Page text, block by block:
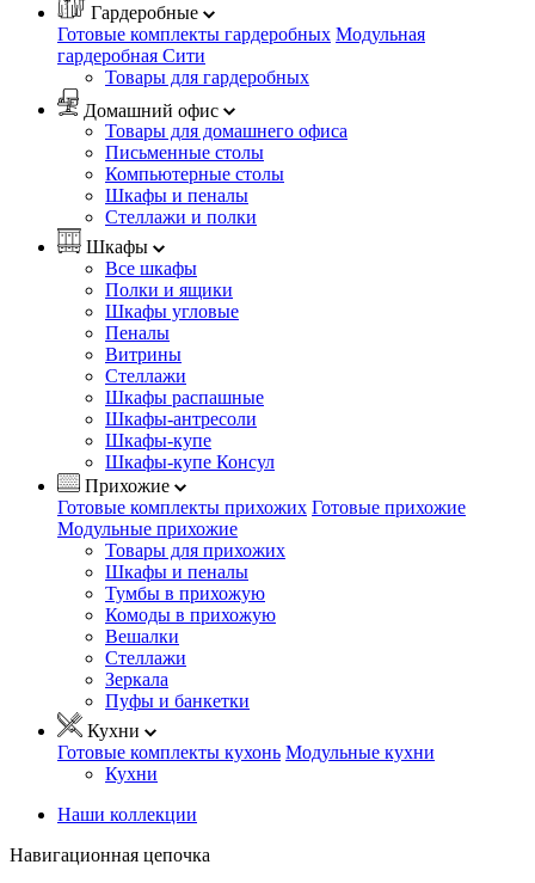
Гардеробные
Готовые комплекты гардеробных Модульная
гардеробная Сити
Товары для гардеробных
Домашний офис
Товары для домашнего офиса
Письменные столы
Компьютерные столы
Шкафы и пеналы
Стеллажи и полки
Шкафы
Все шкафы
Полки и ящики
Шкафы угловые
Пеналы
Витрины
Стеллажи
Шкафы распашные
Шкафы-антресоли
Шкафы-купе
Шкафы-купе Консул
Прихожие
Готовые комплекты прихожих Готовые прихожие
Модульные прихожие
Товары для прихожих
Шкафы и пеналы
Тумбы в прихожую
Комоды в прихожую
Вешалки
Стеллажи
Зеркала
Пуфы и банкетки
Кухни
Готовые комплекты кухонь Модульные кухни
Кухни
Наши коллекции
Навигационная цепочка